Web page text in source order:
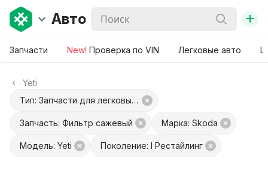
Авто +
Запчасти New! Проверка по VIN Легковые авто
Yeti
Тип: Запчасти для легковых авто
Запчасть: Фильтр сажевый Марка: Skoda
Модель: Yeti Поколение: I Рестайлинг